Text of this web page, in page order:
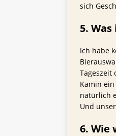
sich
5.
Ich habe
Tageszeit
Kamin
natürlich
Und
6. Wie